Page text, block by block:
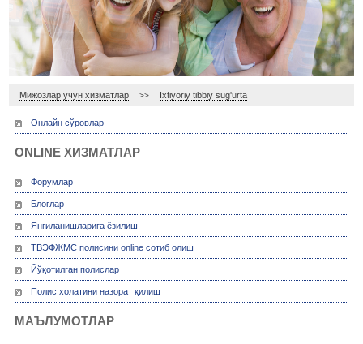
Мижозлар учун хизматлар >> Ixtiyoriy tibbiy sug'urta
Онлайн сўровлар
ONLINE ХИЗМАТЛАР
Форумлар
Блоглар
Янгиланишларига ёзилиш
ТВЭФЖМС полисини online сотиб олиш
Йўқотилган полислар
Полис холатини назорат қилиш
МАЪЛУМОТЛАР